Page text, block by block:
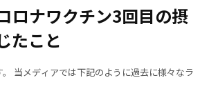
ロナワクチン3回目の摂
たこと
当メディアでは下記のように過去に様々なラ